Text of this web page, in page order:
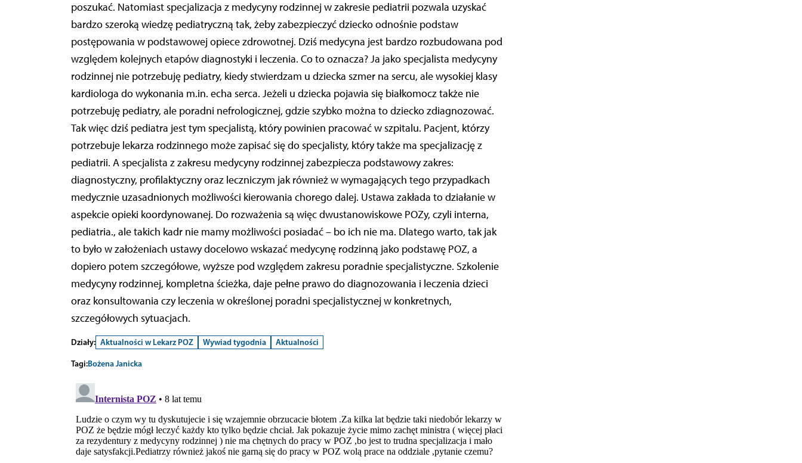
poszukać. Natomiast specjalizacja z medycyny rodzinnej w zakresie pediatrii pozwala uzyskać
bardzo szeroką wiedzę pediatryczną tak, żeby zabezpieczyć dziecko odnośnie podstaw
postępowania w podstawowej opiece zdrowotnej. Dziś medycyna jest bardzo rozbudowana pod
względem kolejnych etapów diagnostyki i leczenia. Co to oznacza? Ja jako specjalista medycyny
rodzinnej nie potrzebuję pediatry, kiedy stwierdzam u dziecka szmer na sercu, ale wysokiej klasy
kardiologa do wykonania m.in. echa serca. Jeżeli u dziecka pojawia się białkomocz także nie
potrzebuję pediatry, ale poradni nefrologicznej, gdzie szybko można to dziecko zdiagnozować.
Tak więc dziś pediatra jest tym specjalistą, który powinien pracować w szpitalu. Pacjent, którzy
potrzebuje lekarza rodzinnego może zapisać się do specjalisty, który także ma specjalizację z
pediatrii. A specjalista z zakresu medycyny rodzinnej zabezpiecza podstawowy zakres:
diagnostyczny, profilaktyczny oraz leczniczym jak również w wymagających tego przypadkach
medycznie uzasadnionych możliwości kierowania chorego dalej. Ustawa zakłada to działanie w
aspekcie opieki koordynowanej. Do rozważenia są więc dwustanowiskowe POZy, czyli interna,
pediatria., ale takich kadr nie mamy możliwości posiadać – bo ich nie ma. Dlatego warto, tak jak
to było w założeniach ustawy docelowo wskazać medycynę rodzinną jako podstawę POZ, a
dopiero potem szczegółowe, wyższe pod względem zakresu poradnie specjalistyczne. Szkolenie
medycyny rodzinnej, kompletna ścieżka, daje pełne prawo do diagnozowania i leczenia dzieci
oraz konsultowania czy leczenia w określonej poradni specjalistycznej w konkretnych,
szczegółowych sytuacjach.
Działy: Aktualności w Lekarz POZ Wywiad tygodnia
Aktualności
Tagi:Bożena Janicka